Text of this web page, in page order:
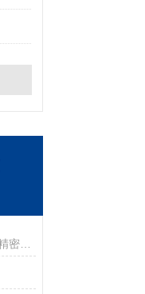
NUGENT滤芯：工业流体净化的精密守护者